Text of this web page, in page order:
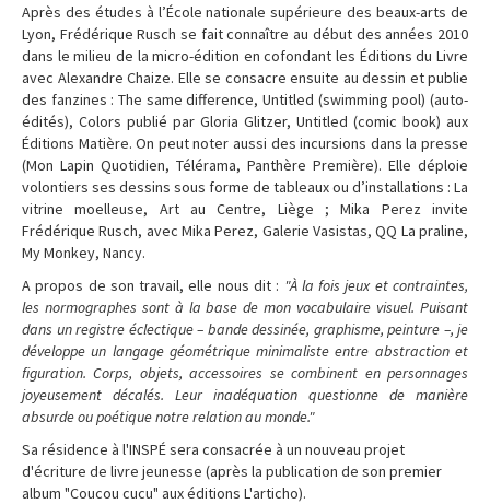
Après des études à l’École nationale supérieure des beaux-arts de
Lyon, Frédérique Rusch se fait connaître au début des années 2010
dans le milieu de la micro-édition en cofondant les Éditions du Livre
avec Alexandre Chaize. Elle se consacre ensuite au dessin et publie
des fanzines : The same difference, Untitled (swimming pool) (auto-
édités), Colors publié par Gloria Glitzer, Untitled (comic book) aux
Éditions Matière. On peut noter aussi des incursions dans la presse
(Mon Lapin Quotidien, Télérama, Panthère Première). Elle déploie
volontiers ses dessins sous forme de tableaux ou d’installations : La
vitrine moelleuse, Art au Centre, Liège ; Mika Perez invite
Frédérique Rusch, avec Mika Perez, Galerie Vasistas, QQ La praline,
My Monkey, Nancy.
A propos de son travail, elle nous dit : "À la fois jeux et contraintes,
les normographes sont à la base de mon vocabulaire visuel. Puisant
dans un registre éclectique – bande dessinée, graphisme, peinture –, je
développe un langage géométrique minimaliste entre abstraction et
figuration. Corps, objets, accessoires se combinent en personnages
joyeusement décalés. Leur inadéquation questionne de manière
absurde ou poétique notre relation au monde."
Sa résidence à l'INSPÉ sera consacrée à un nouveau projet
d'écriture de livre jeunesse (après la publication de son premier
album "Coucou cucu" aux éditions L'articho).